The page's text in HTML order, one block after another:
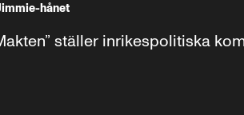
hånet
ställer inrikespolitiska